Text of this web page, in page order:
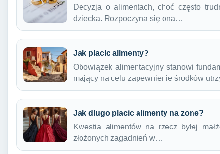
Decyzja o alimentach, choć często
dziecka. Rozpoczyna się ona…
Jak placic alimenty?
Obowiązek alimentacyjny stanowi
mający na celu zapewnienie środków
Jak dlugo placic alimenty na zone?
Kwestia alimentów na rzecz byłej
złożonych zagadnień w…